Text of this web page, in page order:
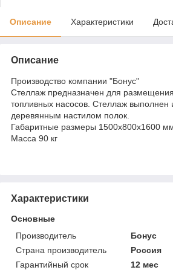
Описание Характеристики
Описание
Производство компании "Бонус"
Стеллаж предназначен для
топливных насосов. Стеллаж выполнен
деревянным настилом полок.
Габаритные размеры 1500х800х1600
Масса 90 кг
Характеристики
Основные
Производитель
Бонус
Страна производитель
Россия
Гарантийный срок
12 мес